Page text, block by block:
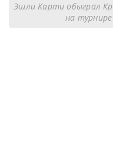
Эшли Карти обыграл
на